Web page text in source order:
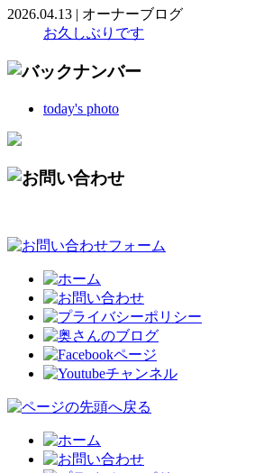
2026.04.13 | オーナーブログ
お久しぶりです
today's photo